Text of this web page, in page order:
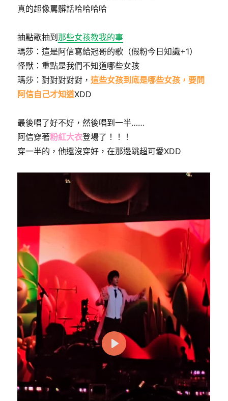
真的超像罵髒話哈哈哈哈
抽點歌抽到那些女孩教我的事
瑪莎：這是阿信寫給冠哥的歌（假粉今日知識+1）
怪獸：重點是我們不知道哪些女孩
瑪莎：對對對對對，這些女孩到底是哪些女孩，要問
阿信自己才知道XDD
最後唱了好不好，然後唱到一半……
阿信穿著粉紅大衣登場了！！！
穿一半的，他還沒穿好，在那邊跳超可愛XDD